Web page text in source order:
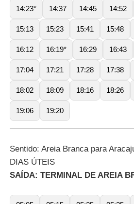
14:23* 14:37 14:45 14:52
15:13 15:23 15:41 15:48
16:12 16:19* 16:29 16:43
17:04 17:21 17:28 17:38
18:02 18:09 18:16 18:26
19:06 19:20
Sentido: Areia Branca para
DIAS ÚTEIS
SAÍDA: TERMINAL DE AREIA